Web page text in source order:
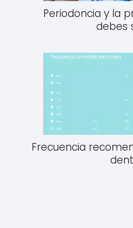
Periodoncia y la
debes
Frecuencia